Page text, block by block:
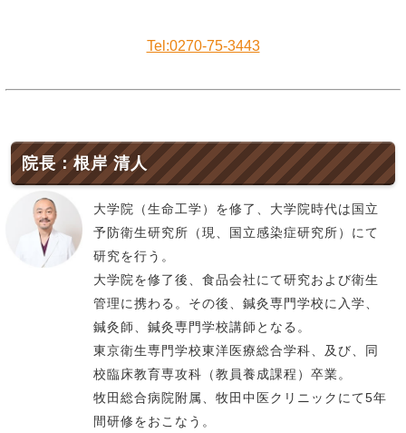
Tel:0270-75-3443
院長：根岸 清人
大学院（生命工学）を修了、大学院時代は国立
予防衛生研究所（現、国立感染症研究所）にて
研究を行う。
大学院を修了後、食品会社にて研究および衛生
管理に携わる。その後、鍼灸専門学校に入学、
鍼灸師、鍼灸専門学校講師となる。
東京衛生専門学校東洋医療総合学科、及び、同
校臨床教育専攻科（教員養成課程）卒業。
牧田総合病院附属、牧田中医クリニックにて5年
間研修をおこなう。